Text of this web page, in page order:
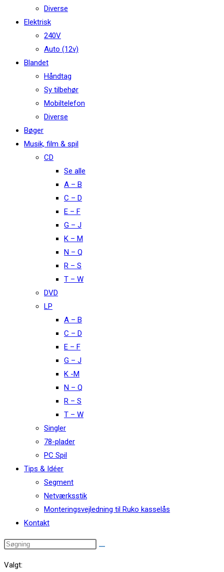
Diverse
Elektrisk
240V
Auto (12v)
Blandet
Håndtag
Sy tilbehør
Mobiltelefon
Diverse
Bøger
Musik, film & spil
CD
Se alle
A – B
C – D
E – F
G – J
K – M
N – Q
R – S
T – W
DVD
LP
A – B
C – D
E – F
G – J
K -M
N – Q
R – S
T – W
Singler
78-plader
PC Spil
Tips & Idéer
Segment
Netværksstik
Monteringsvejledning til Ruko kasselås
Kontakt
Valgt: